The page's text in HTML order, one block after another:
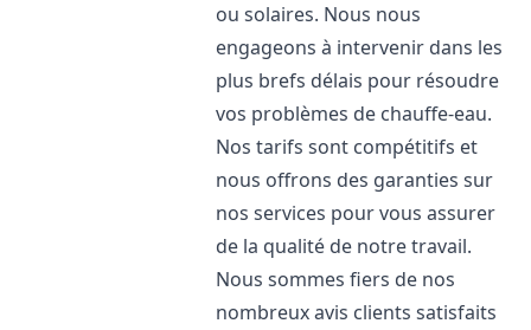
ou solaires. Nous nous
engageons à intervenir dans les
plus brefs délais pour résoudre
vos problèmes de chauffe-eau.
Nos tarifs sont compétitifs et
nous offrons des garanties sur
nos services pour vous assurer
de la qualité de notre travail.
Nous sommes fiers de nos
nombreux avis clients satisfaits